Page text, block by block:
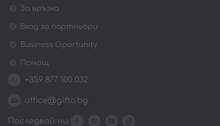
За връзка
Вход за партньори
Business Oportunity
Помощ
+359 877 100 032
office@gifto.bg
Последвай ни